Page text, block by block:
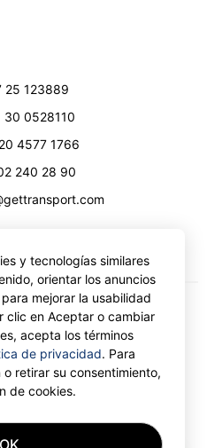
25 123889
30 0528110
4577 1766
240 28 90
GetTransport®
y tecnologías similares
orientar los anuncios
mejorar la usabilidad
clic en Aceptar o cambiar
acepta los términos
de privacidad. Para
retirar su consentimiento,
de cookies.
OK